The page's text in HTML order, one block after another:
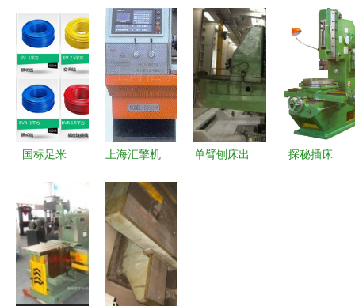
床在深加工
厂设备方案
中的前沿布
局
看先进制造
2024年开
年经济一线
观察之五
购、回收、
供应与出售
的一站式信
息平台
国标足米
铜芯线 品
质之选，电
气安全的坚
实保障
上海汇擎机
从普通车床
到插床的全
面布局
单臂刨床出
探秘插床